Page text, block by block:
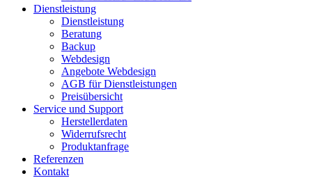
Dienstleistung
Dienstleistung
Beratung
Backup
Webdesign
Angebote Webdesign
AGB für Dienstleistungen
Preisübersicht
Service und Support
Herstellerdaten
Widerrufsrecht
Produktanfrage
Referenzen
Kontakt